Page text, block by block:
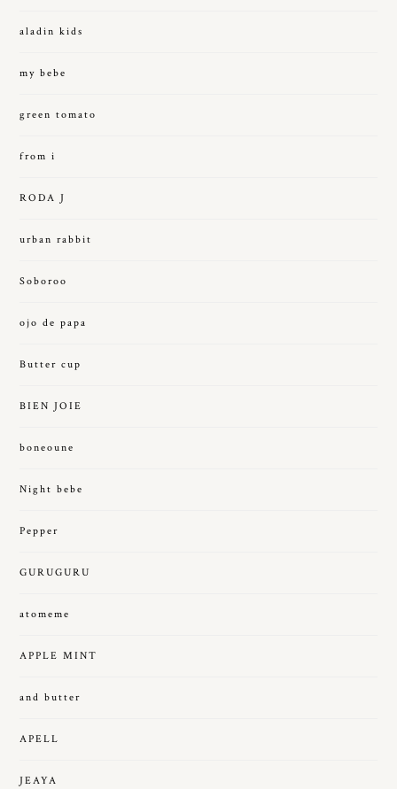
aladin kids
my bebe
green tomato
from i
RODA J
urban rabbit
Soboroo
ojo de papa
Butter cup
BIEN JOIE
boneoune
Night bebe
Pepper
GURUGURU
atomeme
APPLE MINT
and butter
APELL
JEAYA